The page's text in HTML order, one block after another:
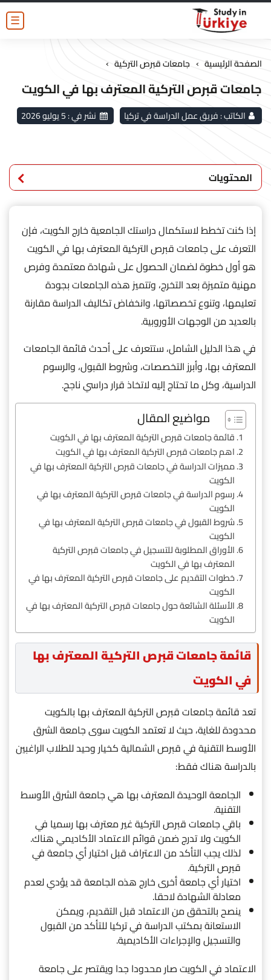
☰
الصفحة الرئيسية › جامعات قبرص التركية ›
جامعات قبرص التركية المعترف بها في الكويت
الكاتب :فريق عمل الدراسة في تركيا نشر في :5 يوليو 2026
المحتويات
إذا كنت تخطط لاستكمال دراستك الجامعية خارج الكويت، فإن
التعرف على جامعات قبرص التركية المعترف بها في الكويت
هو أول خطوة لضمان الحصول على شهادة معتمدة وفرص
مهنية متميزة بعد التخرج، وتتميز هذه الجامعات بجودة
تعليمها، وتنوع تخصصاتها، وانخفاض تكاليف الدراسة مقارنة
بالعديد من الوجهات الأوروبية.
في هذا الدليل الشامل، ستتعرف على أحدث قائمة الجامعات
المعترف بها، وأبرز التخصصات، وشروط القبول، والرسوم
الدراسية، وكل ما تحتاج إليه لاتخاذ قرار دراسي ناجح.
مواضيع المقال
قائمة جامعات قبرص التركية المعترف بها في الكويت
اهم جامعات قبرص التركية المعترف بها في الكويت
مميزات الدراسة في جامعات قبرص التركية المعترف بها في
الكويت
رسوم الدراسة في جامعات قبرص التركية المعترف بها في
الكويت
شروط القبول في جامعات قبرص التركية المعترف بها في
الكويت
الأوراق المطلوبة للتسجيل في جامعات قبرص التركية
المعترف بها في الكويت
خطوات التقديم على جامعات قبرص التركية المعترف بها في
الكويت
الأسئلة الشائعة حول جامعات قبرص التركية المعترف بها في
الكويت
قائمة جامعات قبرص التركية المعترف بها
في الكويت
تعد قائمة جامعات قبرص التركية المعترف بها بالكويت
محدودة للغاية، حيث لا تعتمد الكويت سوى جامعة الشرق
الأوسط التقنية في قبرص الشمالية كخيار وحيد للطلاب الراغبين
بالدراسة هناك فقط:
الجامعة الوحيدة المعترف بها هي جامعة الشرق الأوسط
التقنية.
باقي جامعات قبرص التركية غير معترف بها رسميا في
الكويت ولا تدرج ضمن قوائم الاعتماد الأكاديمي هناك.
لذلك يجب التأكد من الاعتراف قبل اختيار أي جامعة في
قبرص التركية.
اختيار أي جامعة أخرى خارج هذه الجامعة قد يؤدي لعدم
معادلة الشهادة لاحقا.
ينصح بالتحقق من الاعتماد قبل التقديم، ويمكن
الاستعانة بمكتب الدراسة في تركيا للتأكد من القبول
والتسجيل والإجراءات الأكاديمية.
الاعتماد في الكويت صار محدودا جدا ويقتصر على جامعة